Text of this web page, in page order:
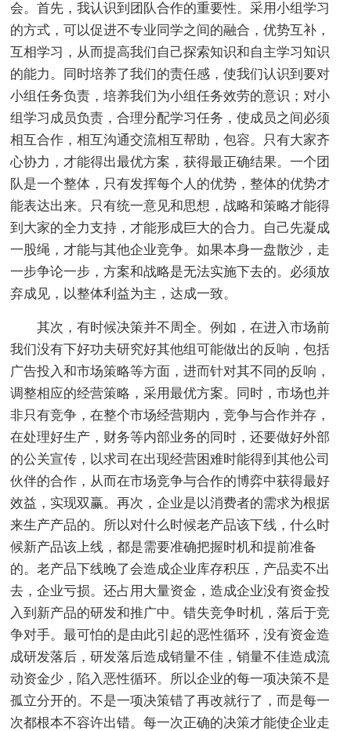
会。首先，我认识到团队合作的重要性。采用小组学习
的方式，可以促进不专业同学之间的融合，优势互补，
互相学习，从而提高我们自己探索知识和自主学习知识
的能力。同时培养了我们的责任感，使我们认识到要对
小组任务负责，培养我们为小组任务效劳的意识；对小
组学习成员负责，合理分配学习任务，使成员之间必须
相互合作，相互沟通交流相互帮助，包容。只有大家齐
心协力，才能得出最优方案，获得最正确结果。一个团
队是一个整体，只有发挥每个人的优势，整体的优势才
能表达出来。只有统一意见和思想，战略和策略才能得
到大家的全力支持，才能形成巨大的合力。自己先凝成
一股绳，才能与其他企业竞争。如果本身一盘散沙，走
一步争论一步，方案和战略是无法实施下去的。必须放
弃成见，以整体利益为主，达成一致。
其次，有时候决策并不周全。例如，在进入市场前
我们没有下好功夫研究好其他组可能做出的反响，包括
广告投入和市场策略等方面，进而针对其不同的反响，
调整相应的经营策略，采用最优方案。同时，市场也并
非只有竞争，在整个市场经营期内，竞争与合作并存，
在处理好生产，财务等内部业务的同时，还要做好外部
的公关宣传，以求司在出现经营困难时能得到其他公司
伙伴的合作，从而在市场竞争与合作的博弈中获得最好
效益，实现双赢。再次，企业是以消费者的需求为根据
来生产产品的。所以对什么时候老产品该下线，什么时
候新产品该上线，都是需要准确把握时机和提前准备
的。老产品下线晚了会造成企业库存积压，产品卖不出
去，企业亏损。还占用大量资金，造成企业没有资金投
入到新产品的研发和推广中。错失竞争时机，落后于竞
争对手。最可怕的是由此引起的恶性循环，没有资金造
成研发落后，研发落后造成销量不佳，销量不佳造成流
动资金少，陷入恶性循环。所以企业的每一项决策不是
孤立分开的。不是一项决策错了再改就行了，而是每一
次都根本不容许出错。每一次正确的决策才能使企业走